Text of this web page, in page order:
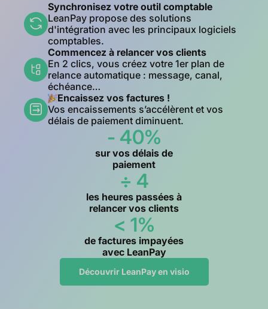
Synchronisez votre outil comptable
LeanPay propose des solutions
d'intégration avec les principaux logiciels
comptables.
Commencez à relancer vos clients
En 2 clics, vous créez votre 1er plan de
relance automatique : message, canal,
échéance…
Encaissez vos factures !
Vos encaissements s’accélèrent et vos
délais de paiement diminuent.
- 40%
sur vos délais de
paiement
÷ 4
les heures passées à
relancer vos clients
< 1%
de factures impayées
avec LeanPay
Découvrir LeanPay en visio